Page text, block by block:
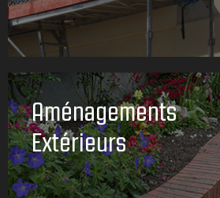
Aménagements
Extérieurs